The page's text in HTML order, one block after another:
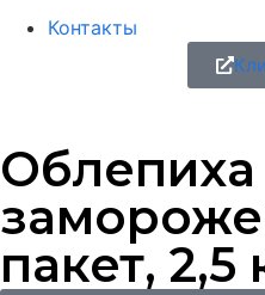
Контакты
Облепиха
пакет, 2,5